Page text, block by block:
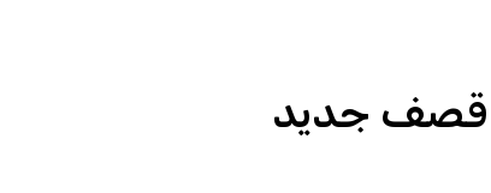
قصف جديد